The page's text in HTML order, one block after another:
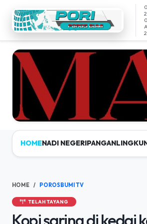
HOMENADI NEGERIPANGAN
HOME POROSBUMI TV
TELAH TAYANG
Kopi saring di kedai